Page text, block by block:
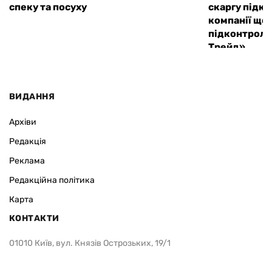
спеку та посуху
скаргу
компанії
Трейд»
ВИДАННЯ
Архіви
Редакція
Реклама
Редакційна політика
Карта
КОНТАКТИ
01010 Київ, вул. Князів Острозьких, 19/1